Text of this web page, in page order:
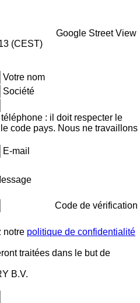
Google Street View
(CEST)
Votre nom
Société
: il doit respecter le
code pays. Nous ne travaillons
E-mail
Code de vérification
notre politique de confidentialité
traitées dans le but de
B.V.